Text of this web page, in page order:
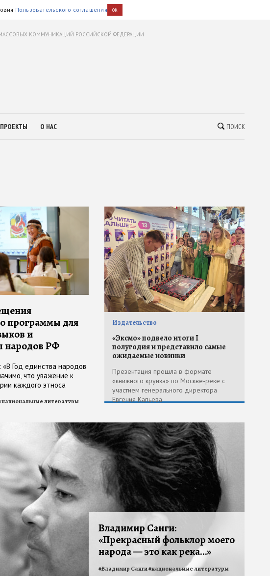
Пользовательского соглашения OK
КОММУНИКАЦИЙ РОССИЙСКОЙ ФЕДЕРАЦИИ
О НАС ПОИСК
программы для
и
народов РФ
«В Год единства народов
что уважение к
каждого этноса
национальные литературы
Издательство
«Эксмо» подвело итоги I
полугодия и представило самые
ожидаемые новинки
Презентация прошла в формате
«книжного круиза» по Москве-реке с
участием генерального директора
Евгения Капьева
Владимир Санги:
«Прекрасный фольклор моего
народа — это как река…»
#Владимир Санги#национальные литературы